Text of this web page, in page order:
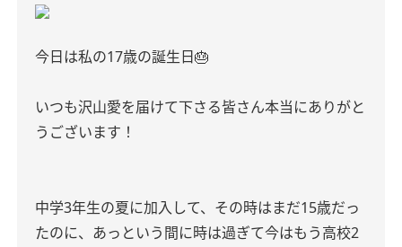
今日は私の17歳の誕生日🎂
いつも沢山愛を届けて下さる皆さん本当にありがと
うございます！
中学3年生の夏に加入して、その時はまだ15歳だっ
たのに、あっという間に時は過ぎて今はもう高校2